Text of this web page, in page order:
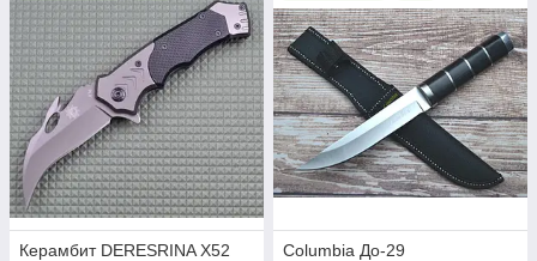
Керамбит DERESRINA Х52
Сolumbia До-29